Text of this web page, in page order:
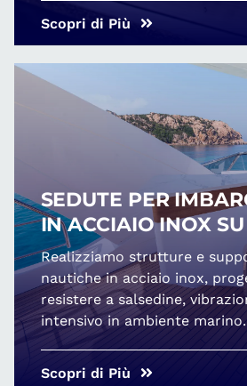
Scopri di Più
SEDUTE PER
IN ACCIAIO INOX
Realizziamo strutture e
nautiche in acciaio inox,
resistere a salsedine,
intensivo in ambiente marino.
Scopri di Più